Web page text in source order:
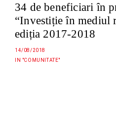
34 de beneficiari în
“Investiție în mediul
ediția 2017-2018
14/08/2018
IN "COMUNITATE"